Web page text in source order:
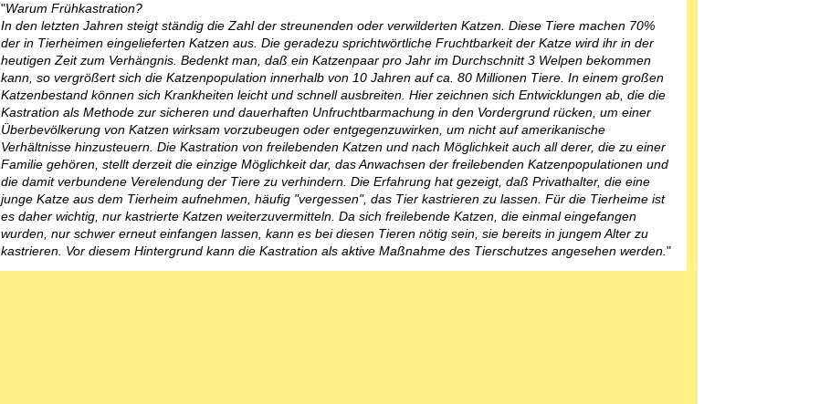
"Warum Frühkastration?
In den letzten Jahren steigt ständig die Zahl der streunenden oder verwilderten Katzen. Diese Tiere machen 70%
der in Tierheimen eingelieferten Katzen aus. Die geradezu sprichtwörtliche Fruchtbarkeit der Katze wird ihr in der
heutigen Zeit zum Verhängnis. Bedenkt man, daß ein Katzenpaar pro Jahr im Durchschnitt 3 Welpen bekommen
kann, so vergrößert sich die Katzenpopulation innerhalb von 10 Jahren auf ca. 80 Millionen Tiere. In einem großen
Katzenbestand können sich Krankheiten leicht und schnell ausbreiten. Hier zeichnen sich Entwicklungen ab, die die
Kastration als Methode zur sicheren und dauerhaften Unfruchtbarmachung in den Vordergrund rücken, um einer
Überbevölkerung von Katzen wirksam vorzubeugen oder entgegenzuwirken, um nicht auf amerikanische
Verhältnisse hinzusteuern. Die Kastration von freilebenden Katzen und nach Möglichkeit auch all derer, die zu einer
Familie gehören, stellt derzeit die einzige Möglichkeit dar, das Anwachsen der freilebenden Katzenpopulationen und
die damit verbundene Verelendung der Tiere zu verhindern. Die Erfahrung hat gezeigt, daß Privathalter, die eine
junge Katze aus dem Tierheim aufnehmen, häufig "vergessen", das Tier kastrieren zu lassen. Für die Tierheime ist
es daher wichtig, nur kastrierte Katzen weiterzuvermitteln. Da sich freilebende Katzen, die einmal eingefangen
wurden, nur schwer erneut einfangen lassen, kann es bei diesen Tieren nötig sein, sie bereits in jungem Alter zu
kastrieren. Vor diesem Hintergrund kann die Kastration als aktive Maßnahme des Tierschutzes angesehen werden. "